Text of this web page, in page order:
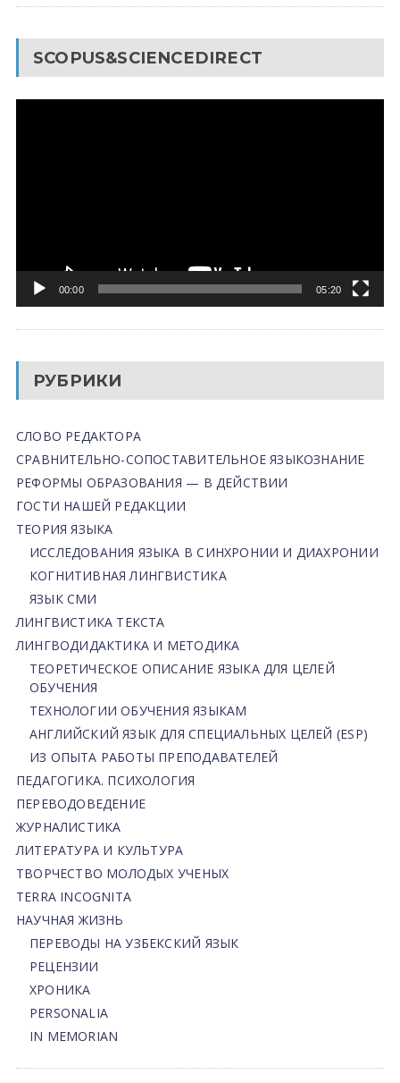
SCOPUS&SCIENCEDIRECT
00:00 05:20
РУБРИКИ
СЛОВО РЕДАКТОРА
СРАВНИТЕЛЬНО-СОПОСТАВИТЕЛЬНОЕ ЯЗЫКОЗНАНИЕ
РЕФОРМЫ ОБРАЗОВАНИЯ — В ДЕЙСТВИИ
ГОСТИ НАШЕЙ РЕДАКЦИИ
ТЕОРИЯ ЯЗЫКА
ИССЛЕДОВАНИЯ ЯЗЫКА В СИНХРОНИИ И ДИАХРОНИИ
КОГНИТИВНАЯ ЛИНГВИСТИКА
ЯЗЫК СМИ
ЛИНГВИСТИКА ТЕКСТА
ЛИНГВОДИДАКТИКА И МЕТОДИКА
ТЕОРЕТИЧЕСКОЕ ОПИСАНИЕ ЯЗЫКА ДЛЯ ЦЕЛЕЙ
ОБУЧЕНИЯ
ТЕХНОЛОГИИ ОБУЧЕНИЯ ЯЗЫКАМ
АНГЛИЙСКИЙ ЯЗЫК ДЛЯ СПЕЦИАЛЬНЫХ ЦЕЛЕЙ (ESP)
ИЗ ОПЫТА РАБОТЫ ПРЕПОДАВАТЕЛЕЙ
ПЕДАГОГИКА. ПСИХОЛОГИЯ
ПЕРЕВОДОВЕДЕНИЕ
ЖУРНАЛИСТИКА
ЛИТЕРАТУРА И КУЛЬТУРА
ТВОРЧЕСТВО МОЛОДЫХ УЧЕНЫХ
TERRA INCOGNITA
НАУЧНАЯ ЖИЗНЬ
ПЕРЕВОДЫ НА УЗБЕКСКИЙ ЯЗЫК
РЕЦЕНЗИИ
ХРОНИКА
PERSONALIA
IN MEMORIAN